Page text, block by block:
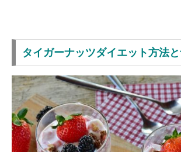
タイガーナッツダイエット方法